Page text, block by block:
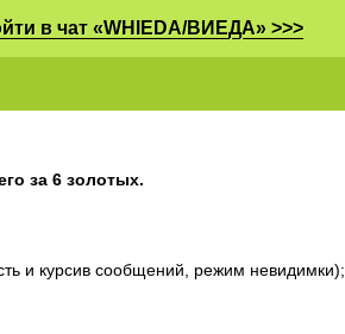
в чат «WHIEDA/ВИЕДА» >>>
за 6 золотых.
и курсив сообщений, режим невидимки);